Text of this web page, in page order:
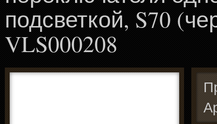
подсветкой, S70
VLS000208